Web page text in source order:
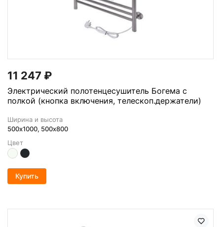
11 247 ₽
Электрический полотенцесушитель Богема с
полкой (кнопка включения, телескоп.держатели)
Ширина и высота
500х1000, 500x800
Цвет
Купить